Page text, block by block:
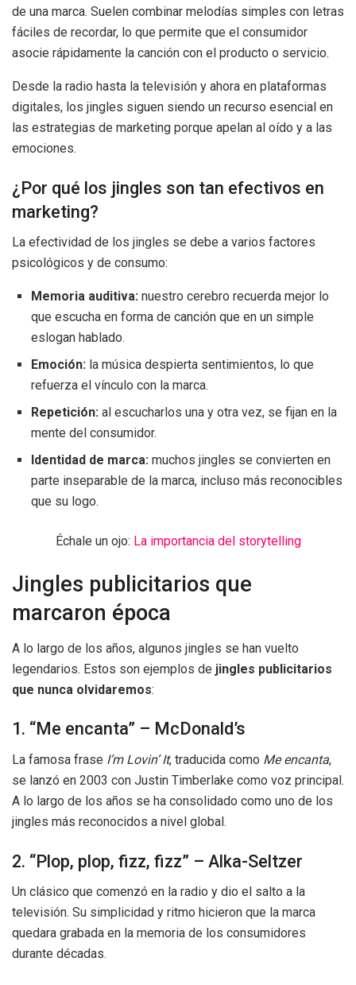
de una marca. Suelen combinar melodías simples con letras
fáciles de recordar, lo que permite que el consumidor
asocie rápidamente la canción con el producto o servicio.
Desde la radio hasta la televisión y ahora en plataformas
digitales, los jingles siguen siendo un recurso esencial en
las estrategias de marketing porque apelan al oído y a las
emociones.
¿Por qué los jingles son tan efectivos en
marketing?
La efectividad de los jingles se debe a varios factores
psicológicos y de consumo:
Memoria auditiva: nuestro cerebro recuerda mejor lo
que escucha en forma de canción que en un simple
eslogan hablado.
Emoción: la música despierta sentimientos, lo que
refuerza el vínculo con la marca.
Repetición: al escucharlos una y otra vez, se fijan en la
mente del consumidor.
Identidad de marca: muchos jingles se convierten en
parte inseparable de la marca, incluso más reconocibles
que su logo.
Échale un ojo: La importancia del storytelling
Jingles publicitarios que
marcaron época
A lo largo de los años, algunos jingles se han vuelto
legendarios. Estos son ejemplos de jingles publicitarios
que nunca olvidaremos:
1. “Me encanta” – McDonald’s
La famosa frase I’m Lovin’ It, traducida como Me encanta,
se lanzó en 2003 con Justin Timberlake como voz principal.
A lo largo de los años se ha consolidado como uno de los
jingles más reconocidos a nivel global.
2. “Plop, plop, fizz, fizz” – Alka-Seltzer
Un clásico que comenzó en la radio y dio el salto a la
televisión. Su simplicidad y ritmo hicieron que la marca
quedara grabada en la memoria de los consumidores
durante décadas.